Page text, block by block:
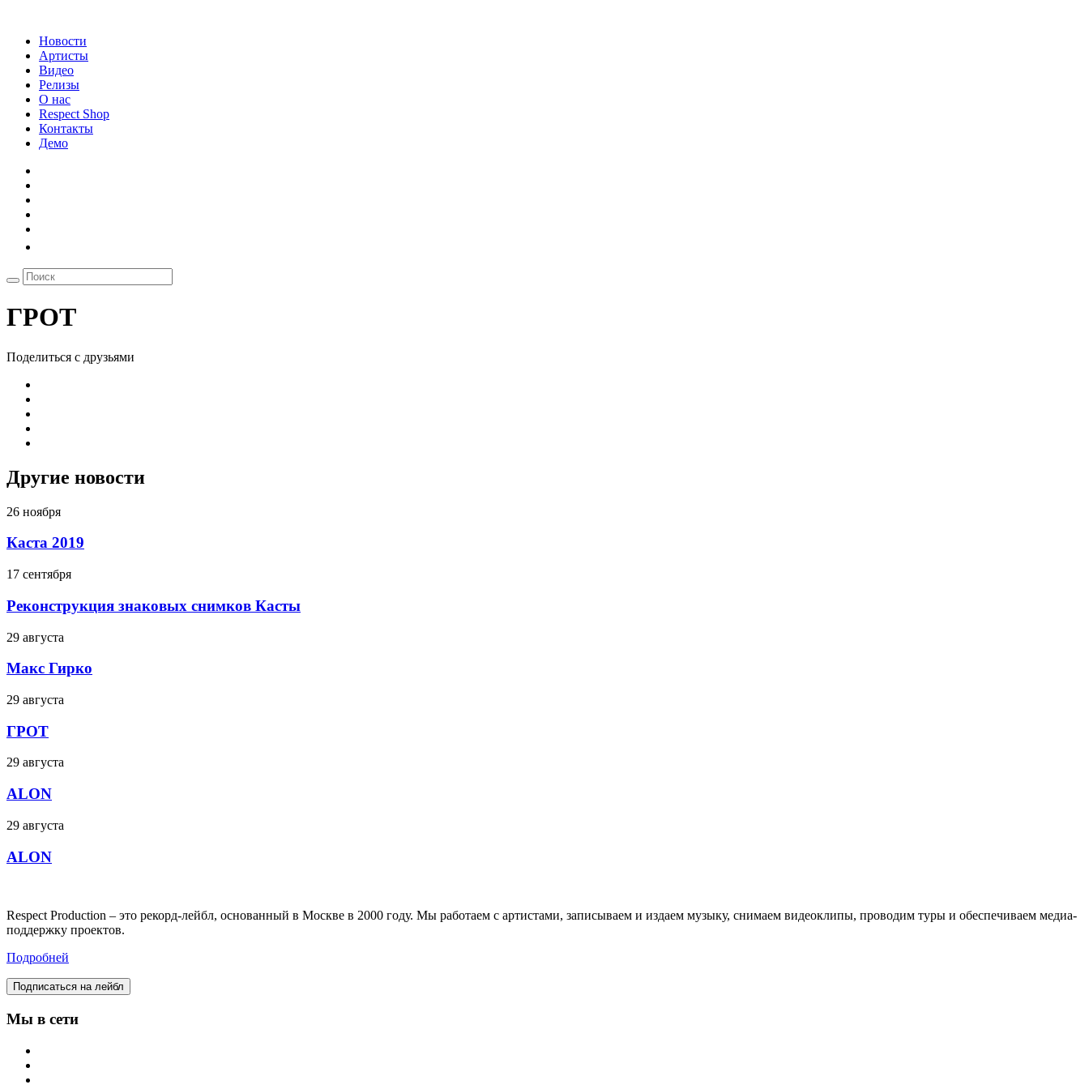
Новости
Артисты
Видео
Релизы
О нас
Respect Shop
Контакты
Демо
ГРОТ
Поделиться с друзьями
Другие новости
26 ноября
Каста 2019
17 сентября
Реконструкция знаковых снимков Касты
29 августа
Макс Гирко
29 августа
ГРОТ
29 августа
ALON
29 августа
ALON
Respect Production – это рекорд-лейбл, основанный в Москве в 2000 году. Мы работаем с артистами, записываем и издаем музыку, снимаем видеоклипы, проводим туры и обеспечиваем медиа-
поддержку проектов.
Подробней
Подписаться на лейбл
Мы в сети